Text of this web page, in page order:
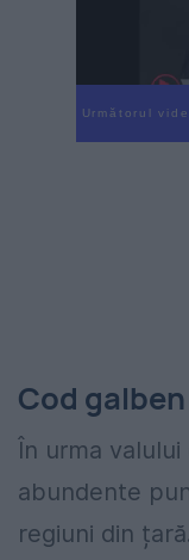
Următorul
Cod
În urma
abundente
regiuni din